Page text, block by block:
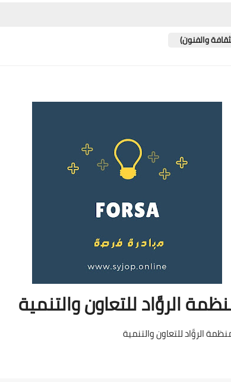
والفنون)
الروَّاد للتعاون والتنمية
الروَّاد للتعاون والتنمية